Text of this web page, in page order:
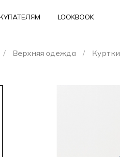
LOOKBOOK
Верхняя одежда Куртки